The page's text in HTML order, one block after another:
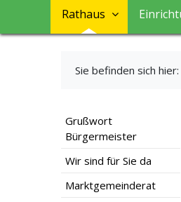
Rathaus
Sie befinden sich hier:
Grußwort
Bürgermeister
Wir sind für Sie da
Marktgemeinderat